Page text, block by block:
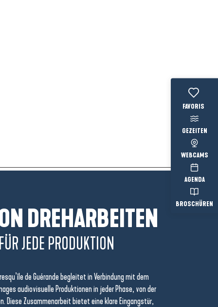
Voir les
GEZEITEN
WEBCAMS
AGENDA
BROSCHÜREN
DREHARBEITEN
JEDE PRODUKTION
de Guérande begleitet in Verbindung mit dem
audiovisuelle Produktionen in jeder Phase, von der
Diese Zusammenarbeit bietet eine klare Eingangstür,